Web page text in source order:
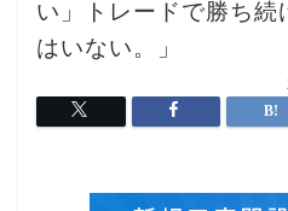
い」トレードで勝ち続
はいない。」